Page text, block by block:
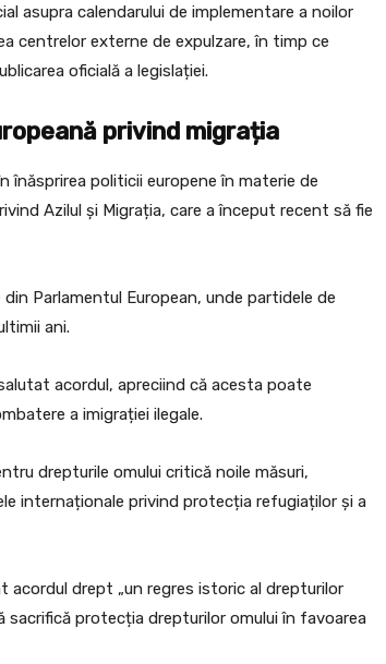
asupra calendarului de implementare a noilor
centrelor externe de expulzare, în timp ce
oficială a legislației.
privind migrația
politicii europene în materie de
Azilul și Migrația, care a început recent să fie
Parlamentul European, unde partidele de
ani.
acordul, apreciind că acesta poate
a imigrației ilegale.
drepturile omului critică noile măsuri,
internaționale privind protecția refugiaților și a
acordul drept „un regres istoric al drepturilor
sacrifică protecția drepturilor omului în favoarea